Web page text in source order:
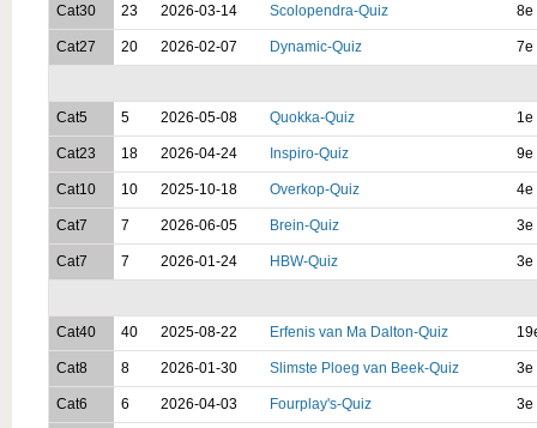
Cat30 23 2026-03-14 Scolopendra-Quiz 8e
Cat27 20 2026-02-07 Dynamic-Quiz 7e
Cat5 5 2026-05-08 Quokka-Quiz 1e
Cat23 18 2026-04-24 Inspiro-Quiz 9e
Cat10 10 2025-10-18 Overkop-Quiz 4e
Cat7 7 2026-06-05 Brein-Quiz 3e
Cat7 7 2026-01-24 HBW-Quiz 3e
Cat40 40 2025-08-22 Erfenis van Ma Dalton-Quiz
Cat8 8 2026-01-30 Slimste Ploeg van Beek-Quiz 3e
Cat6 6 2026-04-03 Fourplay's-Quiz 3e